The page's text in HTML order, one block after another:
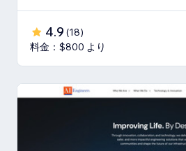
4.9 (18)
料金：$800 より